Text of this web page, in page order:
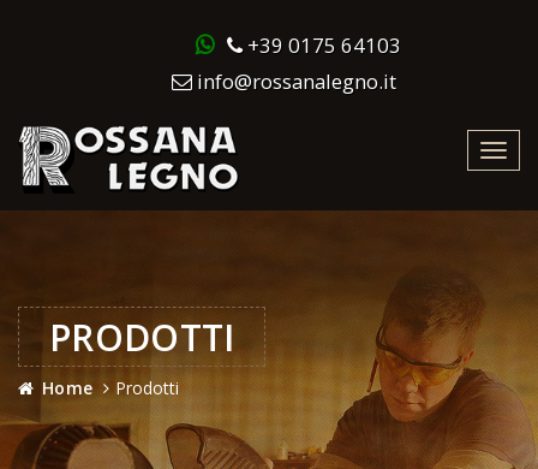
+39 0175 64103
info@rossanalegno.it
PRODOTTI
Home Prodotti